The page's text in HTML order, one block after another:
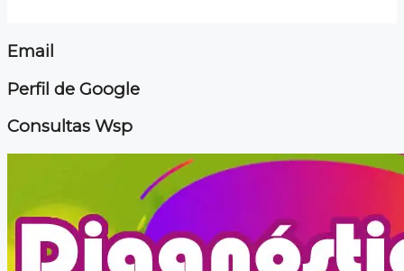
Email
Perfil de Google
Consultas Wsp